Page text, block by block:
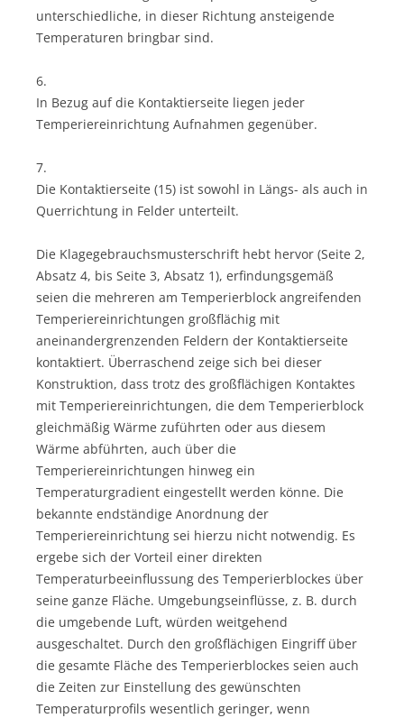
unterschiedliche, in dieser Richtung ansteigende
Temperaturen bringbar sind.
6.
In Bezug auf die Kontaktierseite liegen jeder
Temperiereinrichtung Aufnahmen gegenüber.
7.
Die Kontaktierseite (15) ist sowohl in Längs- als auch in
Querrichtung in Felder unterteilt.
Die Klagegebrauchsmusterschrift hebt hervor (Seite 2,
Absatz 4, bis Seite 3, Absatz 1), erfindungsgemäß
seien die mehreren am Temperierblock angreifenden
Temperiereinrichtungen großflächig mit
aneinandergrenzenden Feldern der Kontaktierseite
kontaktiert. Überraschend zeige sich bei dieser
Konstruktion, dass trotz des großflächigen Kontaktes
mit Temperiereinrichtungen, die dem Temperierblock
gleichmäßig Wärme zuführten oder aus diesem
Wärme abführten, auch über die
Temperiereinrichtungen hinweg ein
Temperaturgradient eingestellt werden könne. Die
bekannte endständige Anordnung der
Temperiereinrichtung sei hierzu nicht notwendig. Es
ergebe sich der Vorteil einer direkten
Temperaturbeeinflussung des Temperierblockes über
seine ganze Fläche. Umgebungseinflüsse, z. B. durch
die umgebende Luft, würden weitgehend
ausgeschaltet. Durch den großflächigen Eingriff über
die gesamte Fläche des Temperierblockes seien auch
die Zeiten zur Einstellung des gewünschten
Temperaturprofils wesentlich geringer, wenn